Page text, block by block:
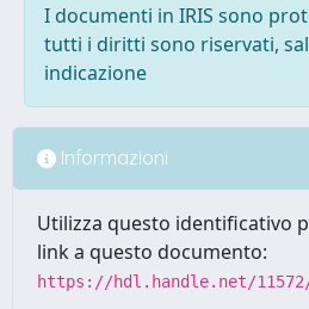
I documenti in IRIS sono
tutti i diritti sono riservati,
indicazione
Informazioni
Utilizza questo identificativo
link a questo documento:
https://hdl.handle.net/11572/